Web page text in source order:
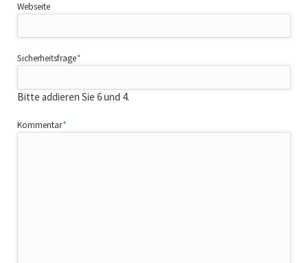
Webseite
Pflichtfeld
Sicherheitsfrage*
Bitte addieren Sie 6 und 4.
Pflichtfeld
Kommentar*